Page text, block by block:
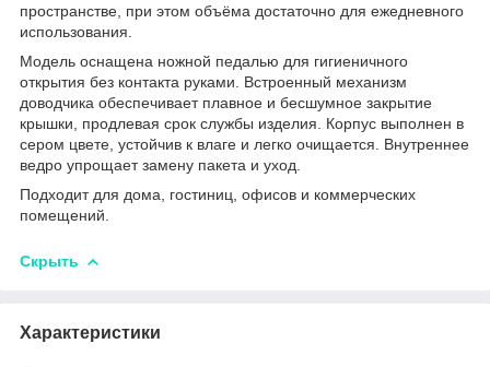
пространстве, при этом объёма достаточно для ежедневного
использования.
Модель оснащена ножной педалью для гигиеничного
открытия без контакта руками. Встроенный механизм
доводчика обеспечивает плавное и бесшумное закрытие
крышки, продлевая срок службы изделия. Корпус выполнен в
сером цвете, устойчив к влаге и легко очищается. Внутреннее
ведро упрощает замену пакета и уход.
Подходит для дома, гостиниц, офисов и коммерческих
помещений.
Скрыть
Характеристики